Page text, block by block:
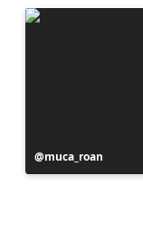
Julkaissut
muca_roan